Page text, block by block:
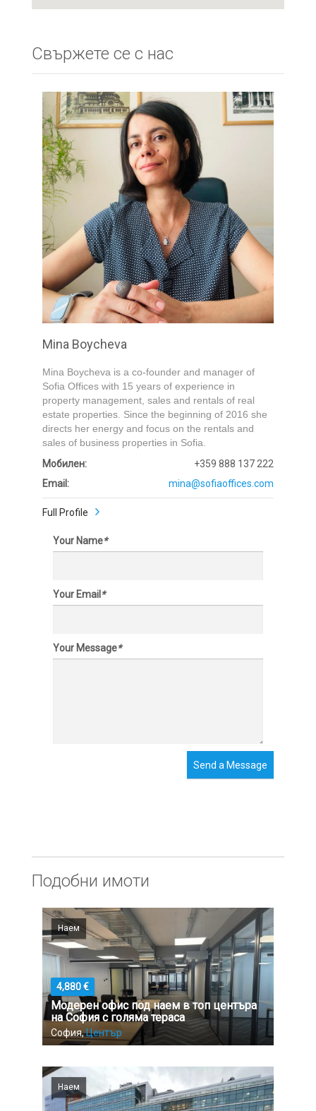
Свържете се с нас
Mina Boycheva
Mina Boycheva is a co-founder and manager of
Sofia Offices with 15 years of experience in
property management, sales and rentals of real
estate properties. Since the beginning of 2016 she
directs her energy and focus on the rentals and
sales of business properties in Sofia.
Мобилен:
+359 888 137 222
Email:
mina@sofiaoffices.com
Full Profile
Your Name*
Your Email *
Your Message*
Send a Message
Подобни имоти
Наем
4,880 €
Модерен офис под наем в топ центъра
на София с голяма тераса
София,Център
Наем